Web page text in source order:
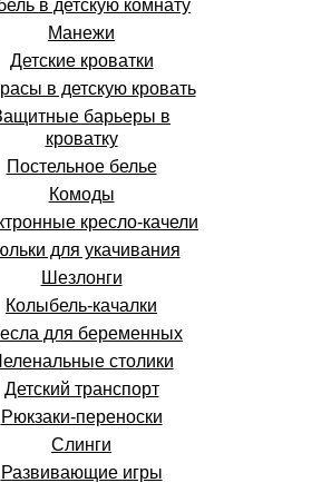
в детскую комнату
Манежи
Детские кроватки
в детскую кровать
барьеры в
кроватку
Постельное белье
Комоды
кресло-качели
для укачивания
Шезлонги
Колыбель-качалки
для беременных
столики
Детский транспорт
Рюкзаки-переноски
Слинги
Развивающие игры